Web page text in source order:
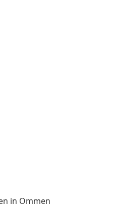
in Ommen